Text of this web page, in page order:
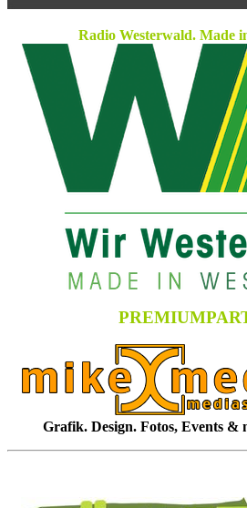
Radio Westerwald. Made
Grafik. Design. Fotos, Events &